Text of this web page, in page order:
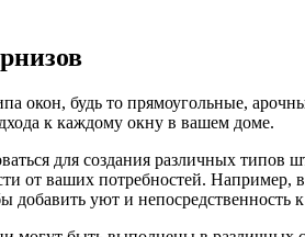
окон, будь то прямоугольные,
к каждому окну в вашем доме.
для создания различных типов
от ваших потребностей.
добавить уют и непосредственность